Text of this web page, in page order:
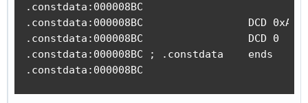
.constdata:000008BC
.constdata:000008BC                 DCD 0xA, 7, 0xB,
.constdata:000008BC                 DCD 0
.constdata:000008BC ; .constdata    ends
.constdata:000008BC